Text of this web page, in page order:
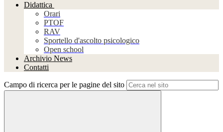
Didattica
Orari
PTOF
RAV
Sportello d'ascolto psicologico
Open school
Archivio News
Contatti
Campo di ricerca per le pagine del sito